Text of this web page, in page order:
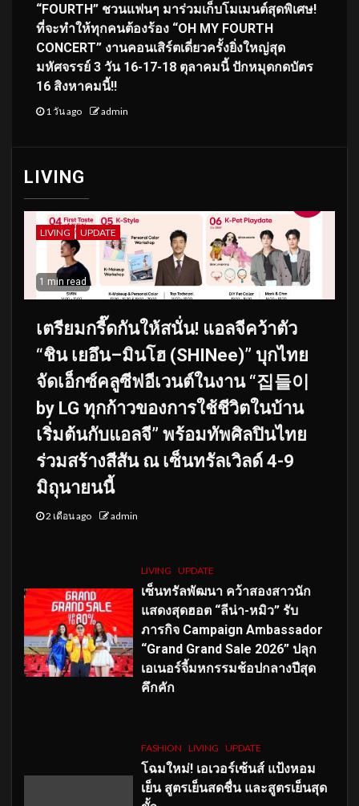
“FOURTH” ชวนแฟนๆ มาร่วมเก็บโมเมนต์สุดพิเศษ!
ที่จะทำให้ทุกคนต้องร้อง “OH MY FOURTH
CONCERT” งานคอนเสิร์ตเดี่ยวครั้งยิ่งใหญ่สุด
มหัศจรรย์ 3 วัน 16-17-18 ตุลาคมนี้ ปักหมุดกดบัตร
16 สิงหาคมนี้!!
1 วัน ago admin
LIVING
LIVING UPDATE
1 min read
เตรียมกรี๊ดกันให้สนั่น! แอลจีคว้าตัว
“ชิน เยอึน–มินโฮ (SHINee)” บุกไทย
จัดเอ็กซ์คลูซีฟอีเวนต์ในงาน “집들이
by LG ทุกก้าวของการใช้ชีวิตในบ้าน
เริ่มต้นกับแอลจี” พร้อมทัพศิลปินไทย
ร่วมสร้างสีสัน ณ เซ็นทรัลเวิลด์ 4-9
มิถุนายนนี้
2 เดือน ago admin
LIVING UPDATE
เซ็นทรัลพัฒนา คว้าสองสาวนัก
แสดงสุดฮอต “ลีน่า-หมิว” รับ
ภารกิจ Campaign Ambassador
“Grand Grand Sale 2026” ปลุก
เอเนอร์จี้มหกรรมช้อปกลางปีสุด
คึกคัก
FASHION LIVING UPDATE
โฉมใหม่! เอเวอร์เซ้นส์ แป้งหอม
เย็น สูตรเย็นสดชื่น และสูตรเย็นสุด